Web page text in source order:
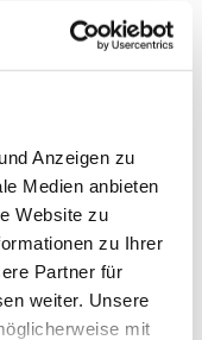
Anzeigen zu
Medien anbieten
Website zu
zu Ihrer
Partner für
weiter. Unsere
mit
Nord-